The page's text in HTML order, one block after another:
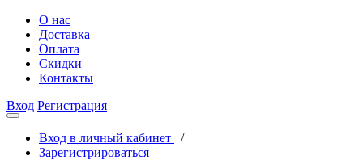
О нас
Доставка
Оплата
Скидки
Контакты
Вход Регистрация
Вход в личный кабинет
/
Зарегистрироваться